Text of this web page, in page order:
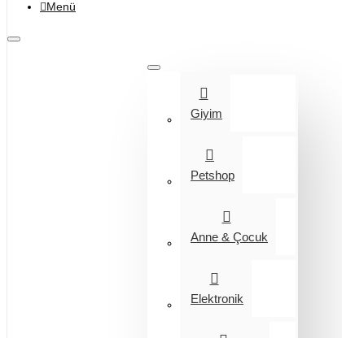
Menü
Giyim
Petshop
Anne & Çocuk
Elektronik